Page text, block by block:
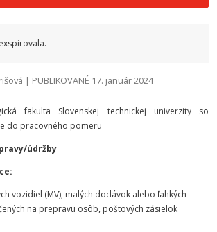
| PUBLIKOVANÉ 17. január 2024
fakulta Slovenskej technickej univerzity so
do pracovného pomeru
údržby
vozidiel (MV), malých dodávok alebo ľahkých
na prepravu osôb, poštových zásielok